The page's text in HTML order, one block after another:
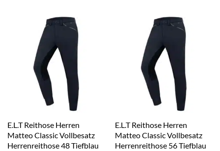
E.L.T Reithose Herren
Matteo Classic Vollbesatz
Herrenreithose 48 Tiefblau
E.L.T Reithose Herren
Matteo Classic Vollbesatz
Herrenreithose 56 Tiefblau